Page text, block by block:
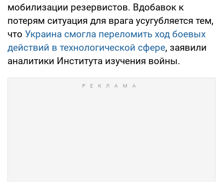
мобилизации резервистов. Вдобавок к
потерям ситуация для врага усугубляется тем,
что Украина смогла переломить ход боевых
действий в технологической сфере, заявили
аналитики Института изучения войны.